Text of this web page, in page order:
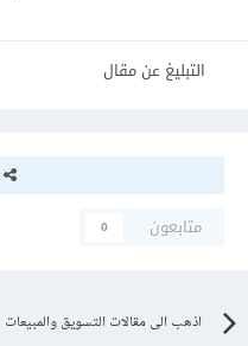
التبليغ عن مقال
متابعون
0
اذهب الى مقالات التسويق والمبيعات